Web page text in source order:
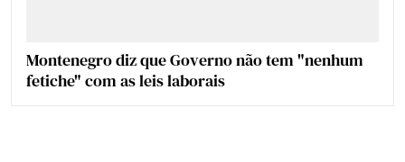
Montenegro diz que Governo não tem "nenhum
fetiche" com as leis laborais